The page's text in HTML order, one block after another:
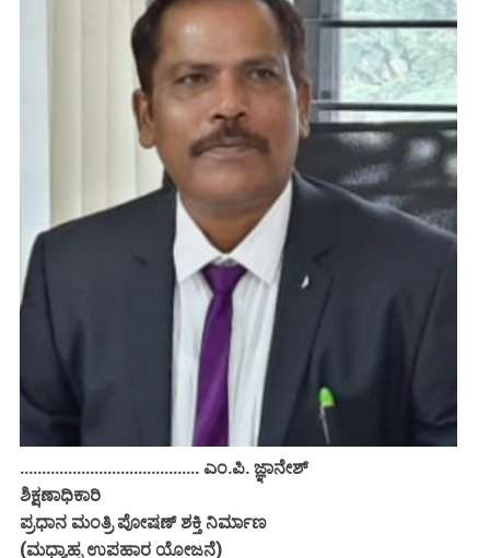
......................................... ಎಂ.ಪಿ. ಜ್ಞಾನೇಶ್
ಶಿಕ್ಷಣಾಧಿಕಾರಿ
ಪ್ರಧಾನ ಮಂತ್ರಿ ಪೋಷಣ್ ಶಕ್ತಿ ನಿರ್ಮಾಣ
(ಮಧ್ಯಾಹ್ನ ಉಪಹಾರ ಯೋಜನೆ)